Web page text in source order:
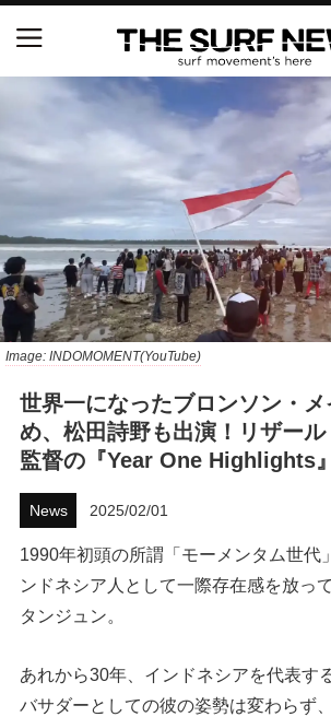
Image: INDOMOMENT(YouTube)
世界一になったブロンソン・
め、松田詩野も出演！リザー
監督の『Year One Highlights』
News 2025/02/01
1990年初頭の所謂「モーメンタム世代
ンドネシア人として一際存在感を放っ
タンジュン。
あれから30年、インドネシアを代表す
バサダーとしての彼の姿勢は変わらず
NSAと茅ヶ崎市が包括連携協定を
協定は全国初、サーフィンを軸に
【五十嵐カノア独占インタビュー
ックとの豪華プライベートセッシ
S.ONE ショート＆ロング開幕戦・
橋みなと）
ニュース
製品情報
特集
ホリデースタイル
イベント・リリース